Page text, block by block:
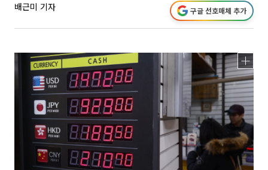
배근미 기자 구글 선호매체 추가